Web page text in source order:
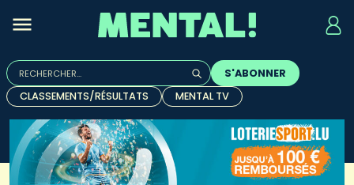
Rechercher :
Quand les résultats de l'auto-complétion sont
S'ABONNER
CLASSEMENTS/RÉSULTATS
MENTAL TV